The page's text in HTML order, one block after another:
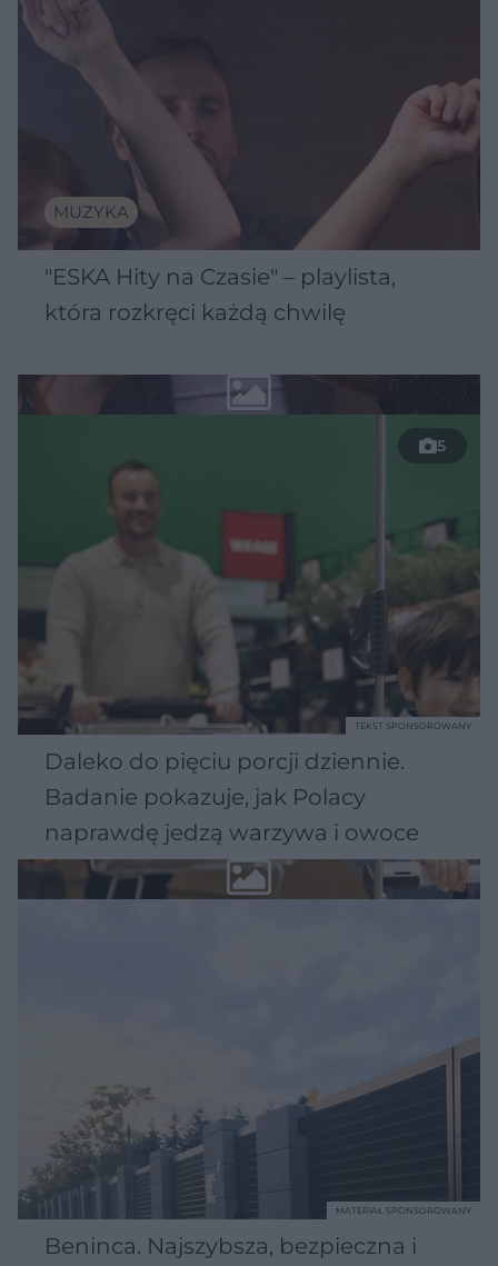
MUZYKA
"ESKA Hity na Czasie" – playlista,
która rozkręci każdą chwilę
5
Daleko do pięciu porcji dziennie.
Badanie pokazuje, jak Polacy
naprawdę jedzą warzywa i owoce
TEKST SPONSOROWANY
Beninca. Najszybsza, bezpieczna i
MATERIAŁ SPONSOROWANY